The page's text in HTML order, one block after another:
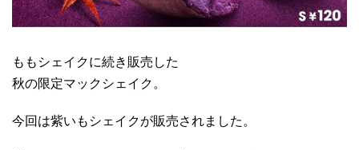
ももシェイクに続き販売した
秋の限定マックシェイク。
今回は紫いもシェイクが販売されました。